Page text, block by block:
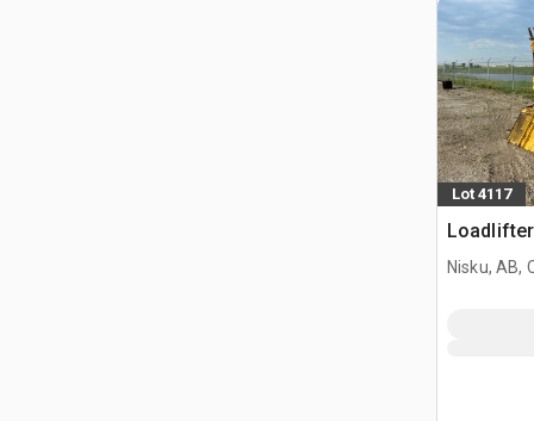
Lot 4117
Nisku, AB,